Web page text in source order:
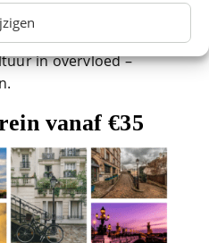
in overvloed –
vanaf €35